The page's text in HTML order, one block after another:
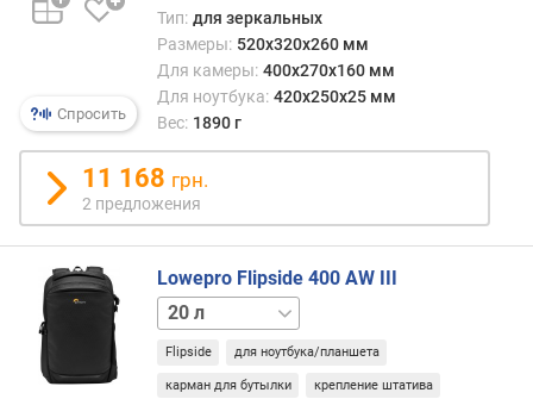
о
к
д
ш
м
о
Спросить
Тип: для зеркальных
Размеры: 520x320x260 мм
Для камеры: 400x270x160 мм
Для ноутбука: 420x250x25 мм
Вес: 1890 г
11 168 грн.
2 предложения
Lowepro Flipside 400 AW III
17 л
Flipside для ноутбука/планшета
карман для бутылки крепление штатива